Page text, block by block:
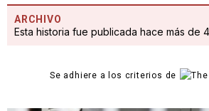
ARCHIVO
Esta historia fue publicada hace más de
Se adhiere a los criterios de